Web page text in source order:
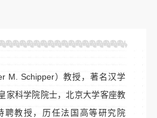
M. Schipper）教授，著名汉学
家科学院院士，北京大学客座教
聘教授，历任法国高等研究院